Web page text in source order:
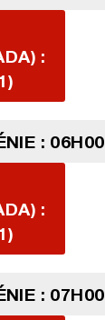
:
: 06H00
:
: 07H00